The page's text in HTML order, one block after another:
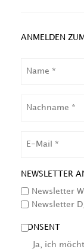
ANMELDEN
NEWSLETTER
Newsletter
Newsletter
CONSENT
Ja, ich